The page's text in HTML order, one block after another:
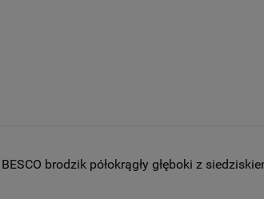
BESCO brodzik półokrągły głęboki z